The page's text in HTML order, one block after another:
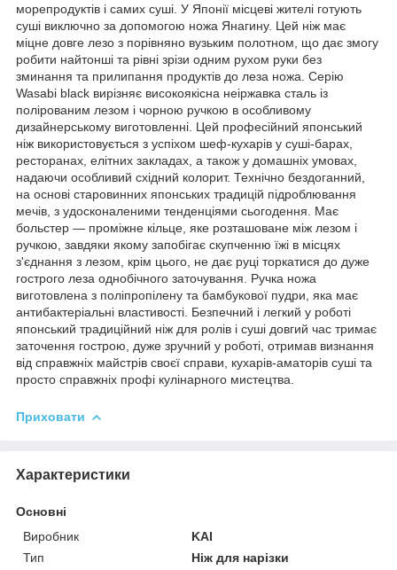
морепродуктів і самих суші. У Японії місцеві жителі готують
суші виключно за допомогою ножа Янагину. Цей ніж має
міцне довге лезо з порівняно вузьким полотном, що дає змогу
робити найтонші та рівні зрізи одним рухом руки без
зминання та прилипання продуктів до леза ножа. Серію
Wasabi black вирізняє високоякісна неіржавка сталь із
полірованим лезом і чорною ручкою в особливому
дизайнерському виготовленні. Цей професійний японський
ніж використовується з успіхом шеф-кухарів у суші-барах,
ресторанах, елітних закладах, а також у домашніх умовах,
надаючи особливий східний колорит. Технічно бездоганний,
на основі старовинних японських традицій підроблювання
мечів, з удосконаленими тенденціями сьогодення. Має
больстер — проміжне кільце, яке розташоване між лезом і
ручкою, завдяки якому запобігає скупченню їжі в місцях
з'єднання з лезом, крім цього, не дає руці торкатися до дуже
гострого леза однобічного заточування. Ручка ножа
виготовлена з поліпропілену та бамбукової пудри, яка має
антибактеріальні властивості. Безпечний і легкий у роботі
японський традиційний ніж для ролів і суші довгий час тримає
заточення гострою, дуже зручний у роботі, отримав визнання
від справжніх майстрів своєї справи, кухарів-аматорів суші та
просто справжніх профі кулінарного мистецтва.
Приховати
Характеристики
Основні
Виробник
KAI
Тип
Ніж для нарізки